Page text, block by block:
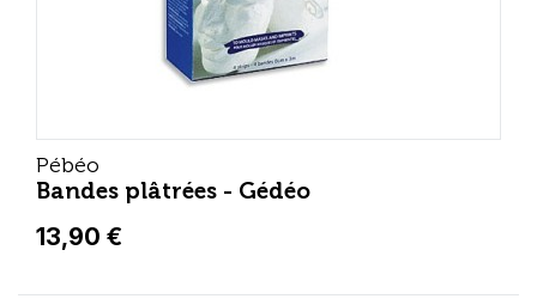
Pébéo
Bandes plâtrées - Gédéo
13,90 €